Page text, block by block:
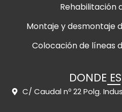
Rehabilitación
Montaje y desmontaje
Colocación de líneas
DONDE
C/ Caudal nº 22 Polg.